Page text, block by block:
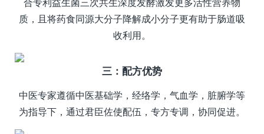
质，且将药食同源大分子降解成小分子更有助于肠道吸
收利用。
三：配方优势
中医专家遵循中医基础学，经络学，气血学，脏腑学等
为指导下，通过君臣佐使配伍，专方专调，协同促进。